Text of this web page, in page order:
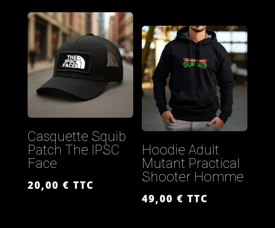
Casquette Squib
Patch The IPSC
Face
20,00 € TTC
Hoodie Adult
Mutant Practical
Shooter Homme
49,00€ TTC